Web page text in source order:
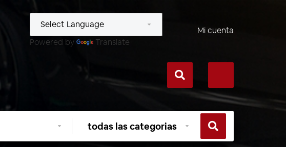
Powered by
Translate
Mi cuenta
Seleccionar
categoría